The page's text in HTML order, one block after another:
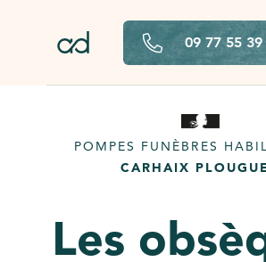
09 77 55 39
POMPES FUNÈBRES
CARHAIX
Les